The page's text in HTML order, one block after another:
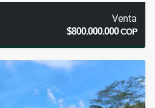
Venta
$800.000.000COP